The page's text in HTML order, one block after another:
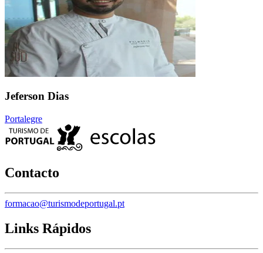
Jeferson Dias
Portalegre
Contacto
formacao@turismodeportugal.pt
Links Rápidos